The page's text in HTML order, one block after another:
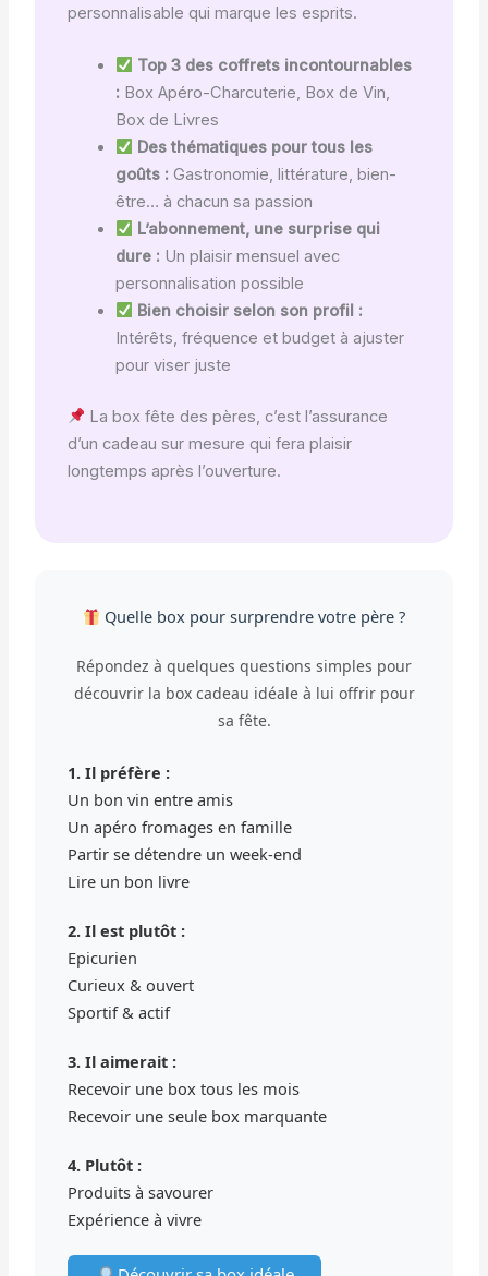
personnalisable qui marque les esprits.
Top 3 des coffrets incontournables
: Box Apéro-Charcuterie, Box de Vin,
Box de Livres
Des thématiques pour tous les
goûts : Gastronomie, littérature, bien-
être… à chacun sa passion
L’abonnement, une surprise qui
dure : Un plaisir mensuel avec
personnalisation possible
Bien choisir selon son profil :
Intérêts, fréquence et budget à ajuster
pour viser juste
La box fête des pères, c’est l’assurance
d’un cadeau sur mesure qui fera plaisir
longtemps après l’ouverture.
Quelle box pour surprendre votre père ?
Répondez à quelques questions simples pour
découvrir la box cadeau idéale à lui offrir pour
sa fête.
1. Il préfère :
Un bon vin entre amis
Un apéro fromages en famille
Partir se détendre un week-end
Lire un bon livre
2. Il est plutôt :
Epicurien
Curieux & ouvert
Sportif & actif
3. Il aimerait :
Recevoir une box tous les mois
Recevoir une seule box marquante
4. Plutôt :
Produits à savourer
Expérience à vivre